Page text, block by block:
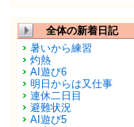
全体の新着日記
暑いから練習
灼熱
AI遊び6
明日からは又仕事
連休二日目
避難状況
AI遊び5